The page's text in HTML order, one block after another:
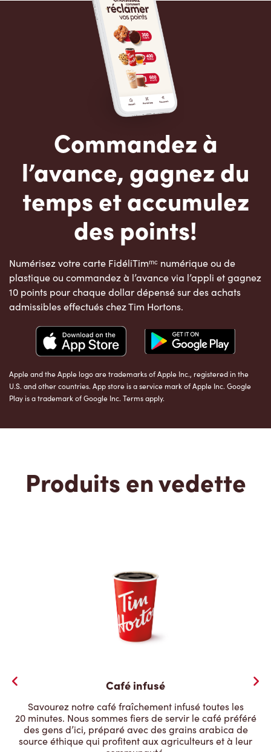
Commandez à
l’avance, gagnez du
temps et accumulez
des points!
Numérisez votre carte FidéliTimᵐᶜ numérique ou de
plastique ou commandez à l’avance via l’appli et gagnez
10 points pour chaque dollar dépensé sur des achats
admissibles effectués chez Tim Hortons.
Apple and the Apple logo are trademarks of Apple Inc., registered in the
U.S. and other countries. App store is a service mark of Apple Inc. Google
Play is a trademark of Google Inc. Terms apply.
Produits en vedette
Café infusé
Savourez notre café fraîchement infusé toutes les
20 minutes. Nous sommes fiers de servir le café préféré
des gens d’ici, préparé avec des grains arabica de
source éthique qui profitent aux agriculteurs et à leur